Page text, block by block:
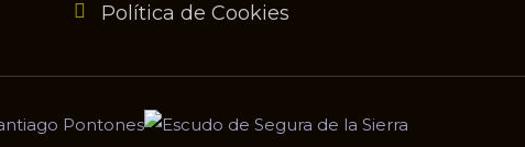
Política de Cookies